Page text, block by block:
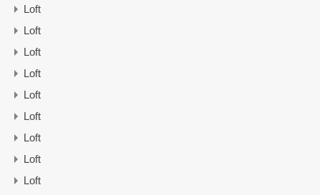
Loft
Loft
Loft
Loft
Loft
Loft
Loft
Loft
Loft